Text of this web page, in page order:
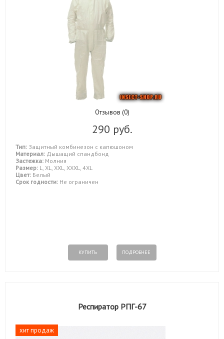
Отзывов (0)
290 руб.
Тип: Защитный комбинезон с капюшоном
Материал: Дышащий спандбонд
Застежка: Молния
Размер: L, XL, XXL, XXXL, 4XL
Цвет: Белый
Срок годности: Не ограничен
КУПИТЬ ПОДРОБНЕЕ
Респиратор РПГ-67
хит продаж